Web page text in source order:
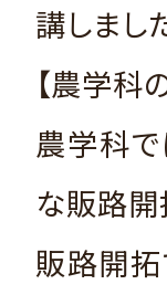
講しまし
【農学科
農学科
な販路開
販路開